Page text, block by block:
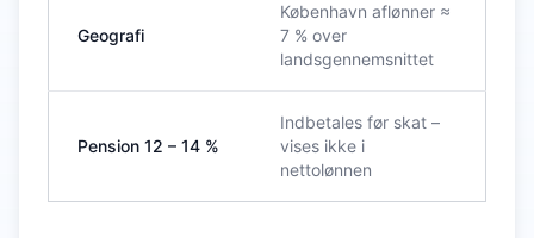
Geografi
København aflønner ≈
7 % over
landsgennemsnittet
Pension 12 – 14 %
Indbetales før skat –
vises ikke i
nettolønnen